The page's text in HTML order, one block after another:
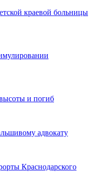
краевой больницы
и погиб
адвокату
Краснодарского